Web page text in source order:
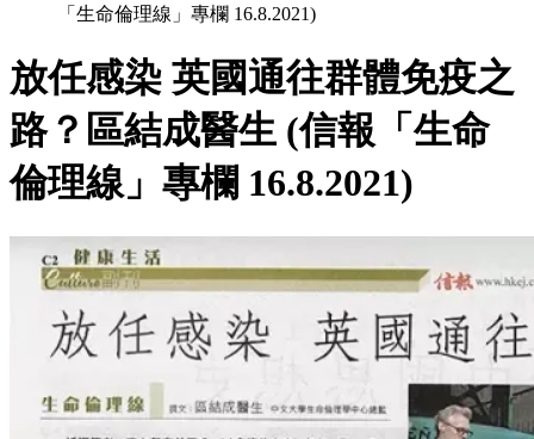
「生命倫理線」專欄 16.8.2021)
放任感染 英國通往群體免疫之
路？區結成醫生 (信報「生命
倫理線」專欄 16.8.2021)